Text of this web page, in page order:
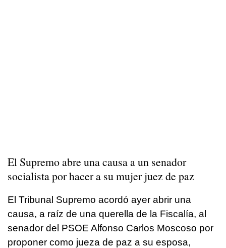
El Supremo abre una causa a un senador
socialista por hacer a su mujer juez de paz
El Tribunal Supremo acordó ayer abrir una
causa, a raíz de una querella de la Fiscalía, al
senador del PSOE Alfonso Carlos Moscoso por
proponer como jueza de paz a su esposa,